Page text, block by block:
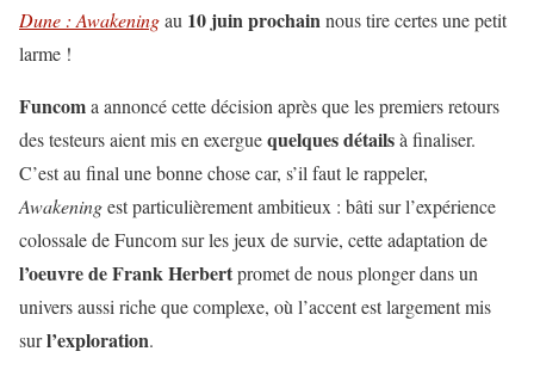
Dune : Awakeningau 10 juin prochainnous tire certes une petit
larme !
Funcoma annoncé cette décision après que les premiers retours
des testeurs aient mis en exerguequelques détailsà finaliser.
C’est au final une bonne chose car, s’il faut le rappeler,
Awakeningest particulièrement ambitieux : bâti sur l’expérience
colossale de Funcom sur les jeux de survie, cette adaptation de
l’oeuvre de Frank Herbertpromet de nous plonger dans un
univers aussi riche que complexe, où l’accent est largement mis
surl’exploration.